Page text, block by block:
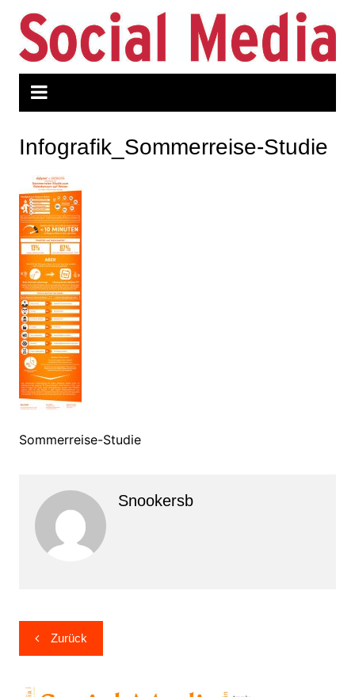
Inhalt
springen
Infografik_Sommerreise-Studie
Sommerreise-Studie
Snookersb
Beitragsnavigation
Zurück